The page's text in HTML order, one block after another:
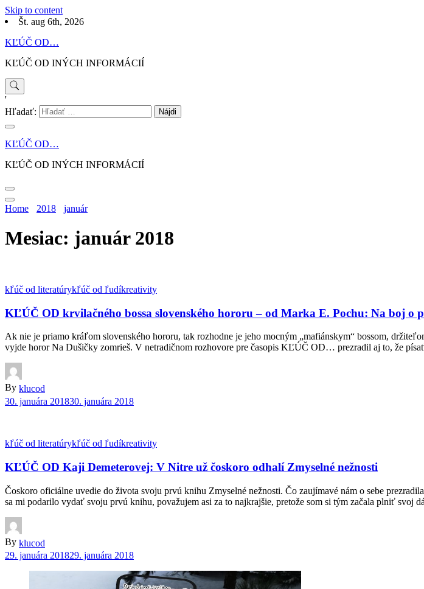
Skip to content
Št. aug 6th, 2026
KĽÚČ OD…
KĽÚČ OD INÝCH INFORMÁCIÍ
'
Hľadať:
KĽÚČ OD…
KĽÚČ OD INÝCH INFORMÁCIÍ
Home 2018 január
Mesiac: január 2018
kľúč od literatúrykľúč od ľudíkreativity
KĽÚČ OD krvilačného bossa slovenského hororu – od Marka E. Pochu: Na boj o
Ak nie je priamo kráľom slovenského hororu, tak rozhodne je jeho mocným „mafiánskym“ bossom,
vyjde horor Na Dušičky zomrieš. V netradičnom rozhovore pre časopis KĽÚČ OD… prezradil aj to, že
By klucod
30. januára 201830. januára 2018
kľúč od literatúrykľúč od ľudíkreativity
KĽÚČ OD Kaji Demeterovej: V Nitre už čoskoro odhalí Zmyselné nežnosti
Čoskoro oficiálne uvedie do života svoju prvú knihu Zmyselné nežnosti. Čo zaujímavé nám o sebe
sa mi podarilo vydať svoju prvú knihu, považujem asi za to najkrajšie, pretože som si tým začala plniť
By klucod
29. januára 201829. januára 2018